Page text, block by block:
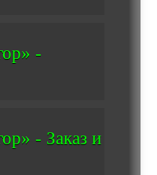
-
- Заказ и